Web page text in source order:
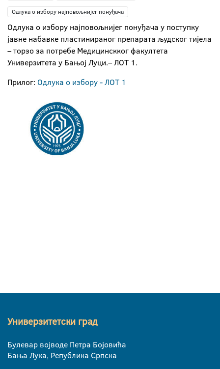
Одлука о избору најповољнијег понуђача
Одлука о избору најповољнијег понуђача у поступку
јавне набавке пластинираног препарата људског тијела
– торзо за потребе Медицинскког факултета
Универзитета у Бањој Луци.– ЛОТ 1.
Прилог: Одлука о избору - ЛОТ 1
Универзитетски град
Булевар војводе Петра Бојовића
Бања Лука, Република Српска